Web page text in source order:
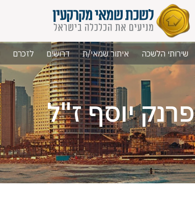
שירותי הלשכה איתור שמאי/ת דרושים לזכרם
פרנק יוסף ז"ל